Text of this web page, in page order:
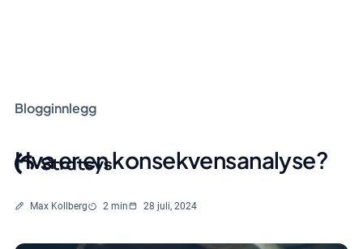
Blogginnlegg
Hva er en konsekvensanalyse?
Skrevet av
Max Kollberg Lesetid
2 min 28 juli, 2024